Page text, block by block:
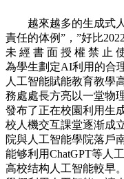
越來越多的生成式人
責任的体例”，”好比
未 經 書 面 授 權 禁 止
為學生劃定AI利用的合
人工智能賦能教育教學
務處處長方亮以一堂物
發布了正在校園利用生
校人機交互課堂逐渐成
院與人工智能學院落戶
能够利用ChatGPT等人
高校结构人工智能較早